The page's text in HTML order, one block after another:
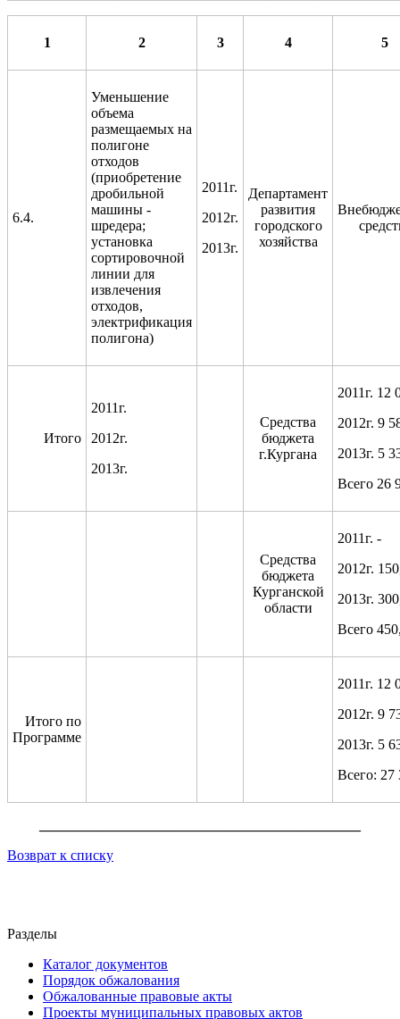
1 2 3 4 5
6.4.
Уменьшение
объема
размещаемых на
полигоне
отходов
(приобретение
дробильной
машины -
шредера;
установка
сортировочной
линии для
извлечения
отходов,
электрификация
полигона)
2011г.
2012г.
2013г.
Департамент
развития
городского
хозяйства
Итого
2011г.
2012г.
2013г.
Средства
бюджета
г.Кургана
2011г. 12
2012г. 9
2013г. 5
Всего 26
Средства
бюджета
Курганской
области
2011г. -
2012г.
2013г.
Всего
Итого по
Программе
2011г. 12
2012г. 9
2013г. 5
Всего: 27
Возврат к списку
Разделы
Каталог документов
Порядок обжалования
Обжалованные правовые акты
Проекты муниципальных правовых актов